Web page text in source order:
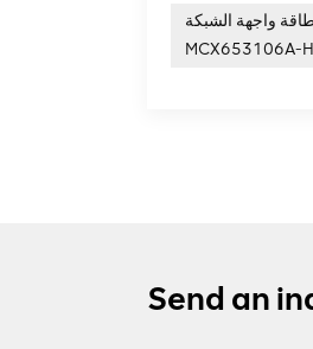
واجهة الشبكة
MCX653106A-
Send an